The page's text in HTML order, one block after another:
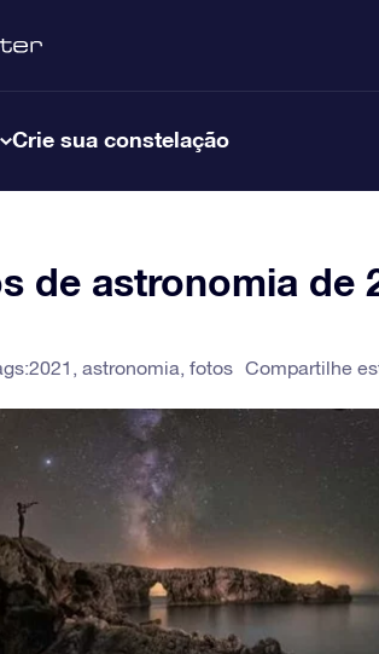
Crie sua constelação
de astronomia de
2021 , astronomia, fotos Compartilhe